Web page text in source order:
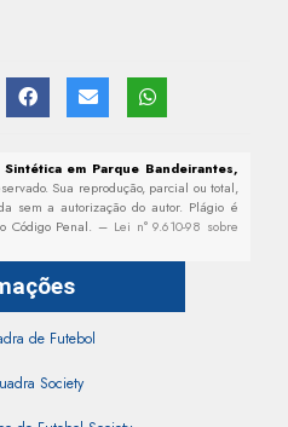
em Parque Bandeirantes,
Sua reprodução, parcial ou total,
sem a autorização do autor. Plágio é
Código Penal. – Lei n° 9.610-98 sobre
de Futebol
Society